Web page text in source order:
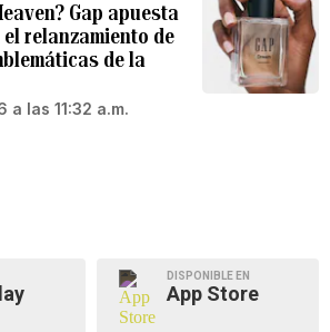
Gap apuesta
relanzamiento de
de la
las 11:32 a.m.
DISPONIBLE EN
App Store